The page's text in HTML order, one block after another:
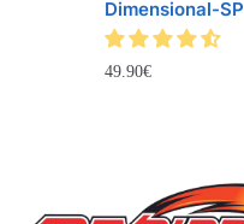
Dimensional-SP
49.90€